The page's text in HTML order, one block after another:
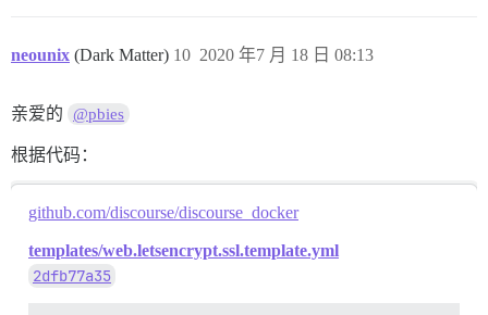
neounix (Dark Matter) 2020 年7 月 18 日 08:13
10
亲爱的 @pbies
根据代码：
github.com/discourse/discourse_docker
templates/web.letsencrypt.ssl.template.yml
2dfb77a35